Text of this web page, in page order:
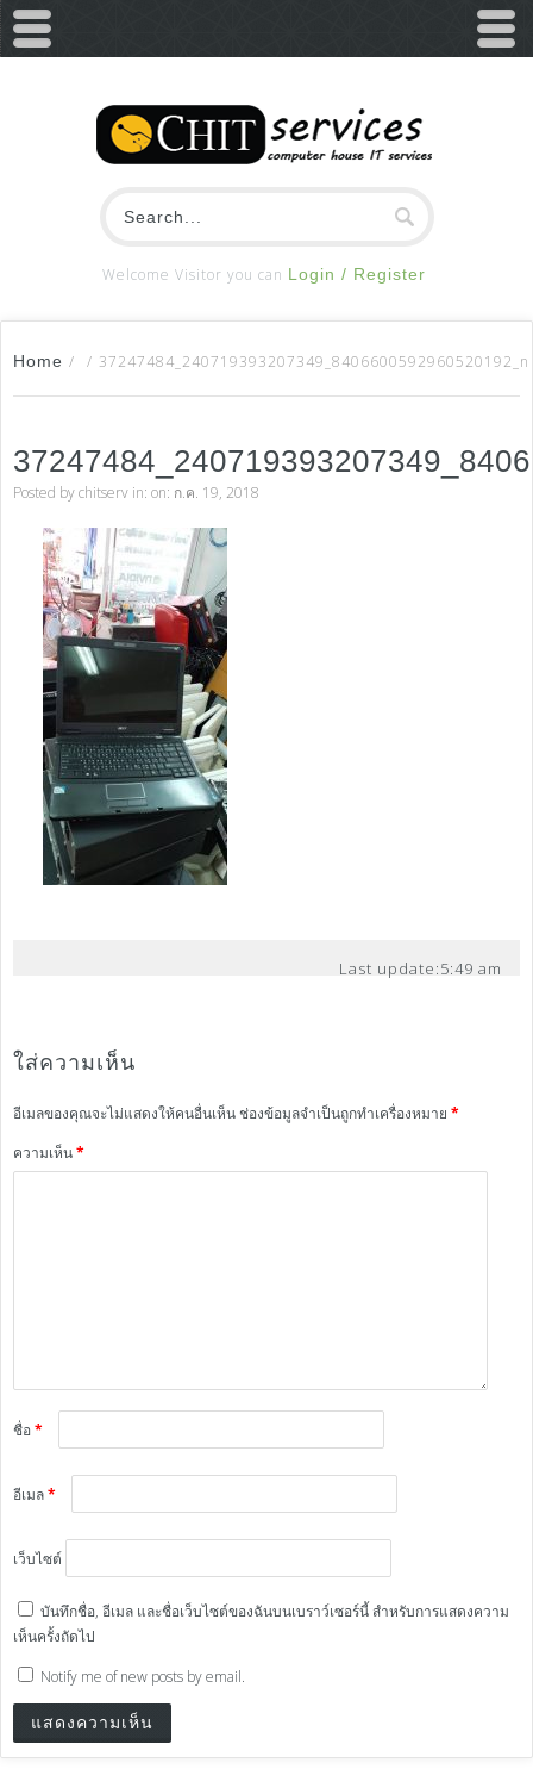
Welcome Visitor you can Login / Register
Home / / 37247484_240719393207349_8406600592960520192_n
Posted bychitserv in: on: ก.ค. 19, 2018
Last update:5:49 am
ใส่ความเห็น
อีเมลของคุณจะไม่แสดงให้คนอื่นเห็นช่องข้อมูลจำเป็นถูกทำเครื่องหมาย *
ความเห็น*
ชื่อ*
อีเมล*
เว็บไซต์
บันทึกชื่อ, อีเมล และชื่อเว็บไซต์ของฉันบนเบราว์เซอร์นี้ สำหรับการแสดงความ
เห็นครั้งถัดไป
Notify me of new posts by email.